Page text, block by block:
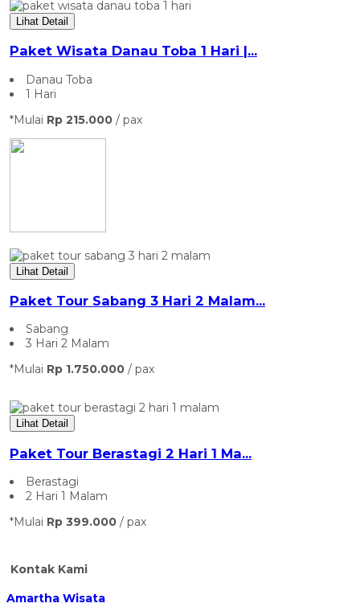
Lihat Detail
Paket Wisata Danau Toba 1 Hari |...
Danau Toba
1 Hari
*Mulai Rp 215.000 / pax
Lihat Detail
Paket Tour Sabang 3 Hari 2 Malam...
Sabang
3 Hari 2 Malam
*Mulai Rp 1.750.000 / pax
Lihat Detail
Paket Tour Berastagi 2 Hari 1 Ma...
Berastagi
2 Hari 1 Malam
*Mulai Rp 399.000 / pax
Kontak Kami
Amartha Wisata